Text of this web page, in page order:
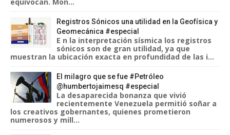
Registros Sónicos una utilidad en la Geofísica y
Geomecánica #especial
E n la interpretación sísmica los registros
sónicos son de gran utilidad, ya que
muestran la ubicación exacta en profundidad de las i...
El milagro que se fue #Petróleo
@humbertojaimesq #especial
La desaparecida bonanza que vivió
recientemente Venezuela permitió soñar a
los creativos gobernantes, quienes prometieron
numerosos y mill...